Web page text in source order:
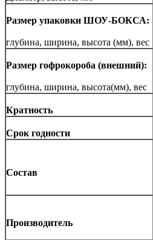
Размер упаковки ШОУ-БОКСА:
глубина, ширина, высота (мм), вес
Размер гофрокороба (внешний):
глубина, ширина, высота(мм), вес
Кратность
Срок годности
Состав
Производитель